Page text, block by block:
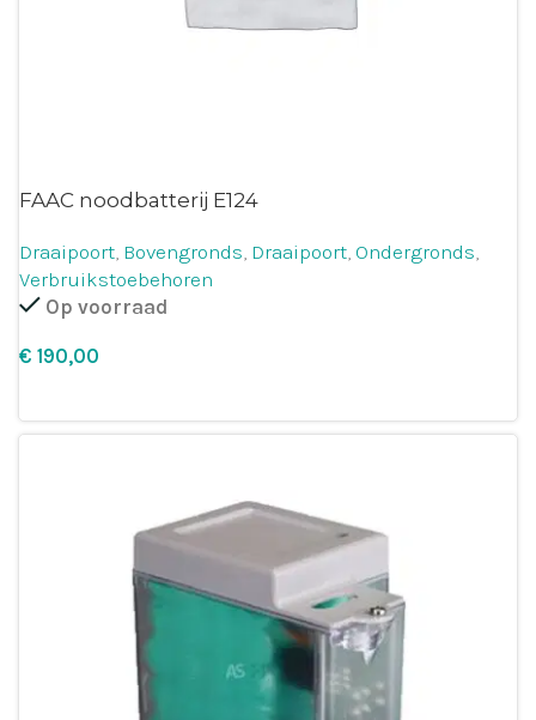
FAAC noodbatterij E124
Draaipoort, Bovengronds, Draaipoort, Ondergronds,
Verbruikstoebehoren
Op voorraad
€